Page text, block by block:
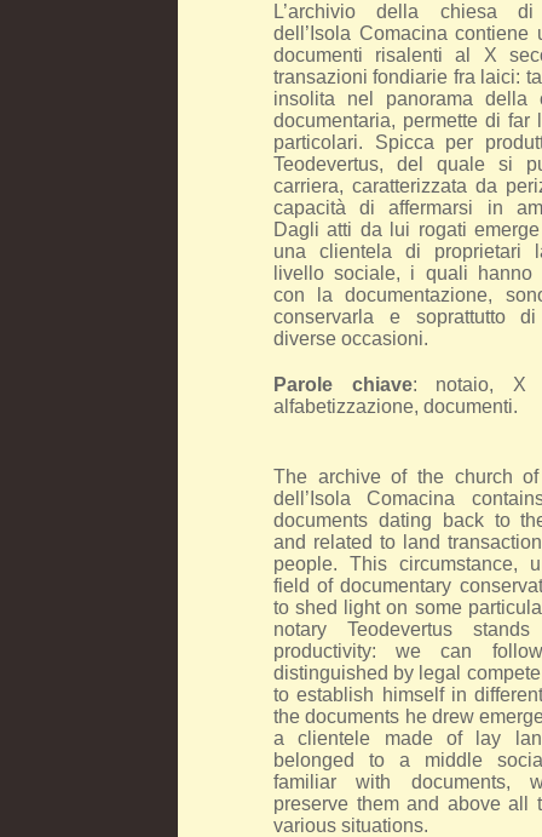
L’archivio della chiesa
dell’Isola Comacina contiene
documenti risalenti al X
transazioni fondiarie fra laici:
insolita nel panorama della
documentaria, permette di far
particolari. Spicca per
Teodevertus, del quale si
carriera, caratterizzata da
capacità di affermarsi in
Dagli atti da lui rogati
una clientela di proprietari
livello sociale, i quali hanno
con la documentazione,
conservarla e soprattutto
diverse occasioni.
Parole chiave: notaio, X
alfabetizzazione, documenti.
The archive of the church of
dell’Isola Comacina
documents dating back to
and related to land
people. This circumstance,
field of documentary
to shed light on some
notary Teodevertus
productivity: we can
distinguished by legal
to establish himself in
the documents he drew
a clientele made of lay
belonged to a middle
familiar with documents,
preserve them and above all
various situations.